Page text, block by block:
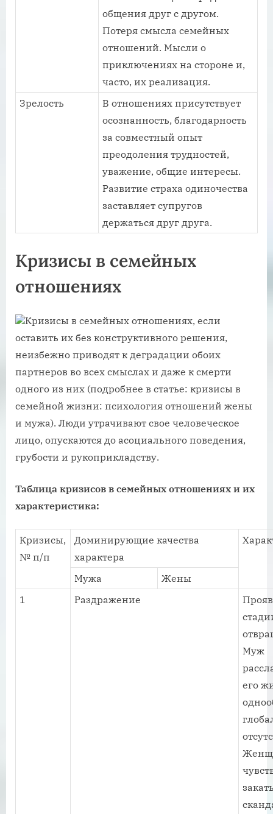
общения друг с другом.
Потеря смысла семейных
отношений. Мысли о
приключениях на стороне и,
часто, их реализация.
Зрелость
В отношениях присутствует
осознанность, благодарность
за совместный опыт
преодоления трудностей,
уважение, общие интересы.
Развитие страха одиночества
заставляет супругов
держаться друг друга.
Кризисы в семейных
отношениях
Кризисы в семейных отношениях, если
оставить их без конструктивного решения,
неизбежно приводят к деградации обоих
партнеров во всех смыслах и даже к смерти
одного из них (подробнее в статье: кризисы в
семейной жизни: психология отношений жены
и мужа). Люди утрачивают свое человеческое
лицо, опускаются до асоциального поведения,
грубости и рукоприкладству.
Таблица кризисов в семейных отношениях и их
характеристика:
Кризисы,
№ п/п
Доминирующие качества
характера
Мужа
Жены
1
Раздражение
Муж
его